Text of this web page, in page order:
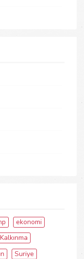
ekonomi
Kalkınma
Suriye